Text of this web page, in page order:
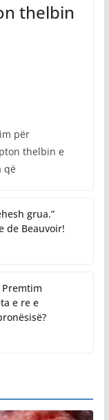
thelbin
për
thelbin e
që
grua.”
de Beauvoir!
Premtim
e re e